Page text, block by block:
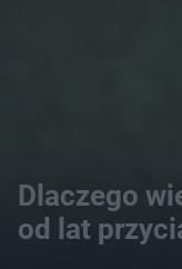
Dlaczego
od lat